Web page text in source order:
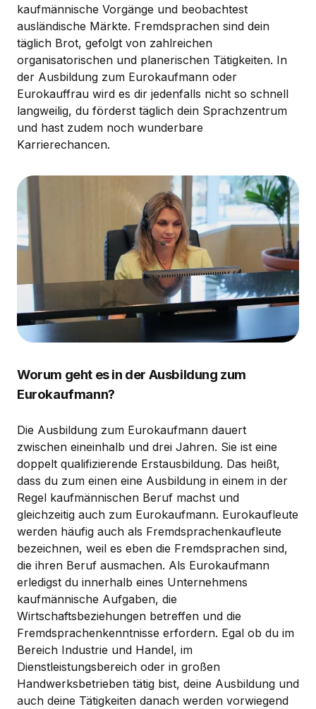
kaufmännische Vorgänge und beobachtest
ausländische Märkte. Fremdsprachen sind dein
täglich Brot, gefolgt von zahlreichen
organisatorischen und planerischen Tätigkeiten. In
der Ausbildung zum Eurokaufmann oder
Eurokauffrau wird es dir jedenfalls nicht so schnell
langweilig, du förderst täglich dein Sprachzentrum
und hast zudem noch wunderbare
Karrierechancen.
Worum geht es in der Ausbildung zum
Eurokaufmann?
Die Ausbildung zum Eurokaufmann dauert
zwischen eineinhalb und drei Jahren. Sie ist eine
doppelt qualifizierende Erstausbildung. Das heißt,
dass du zum einen eine Ausbildung in einem in der
Regel kaufmännischen Beruf machst und
gleichzeitig auch zum Eurokaufmann. Eurokaufleute
werden häufig auch als Fremdsprachenkaufleute
bezeichnen, weil es eben die Fremdsprachen sind,
die ihren Beruf ausmachen. Als Eurokaufmann
erledigst du innerhalb eines Unternehmens
kaufmännische Aufgaben, die
Wirtschaftsbeziehungen betreffen und die
Fremdsprachenkenntnisse erfordern. Egal ob du im
Bereich Industrie und Handel, im
Dienstleistungsbereich oder in großen
Handwerksbetrieben tätig bist, deine Ausbildung und
auch deine Tätigkeiten danach werden vorwiegend